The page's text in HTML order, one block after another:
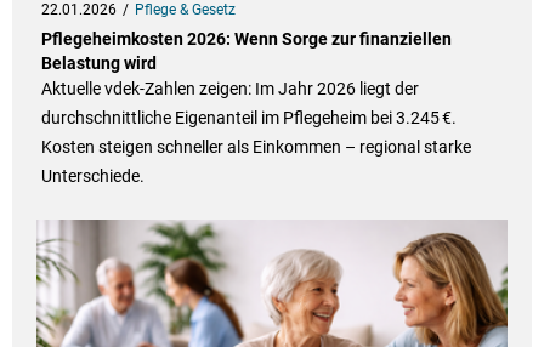
22.01.2026 Pflege & Gesetz
Pflegeheimkosten 2026: Wenn Sorge zur finanziellen
Belastung wird
Aktuelle vdek‑Zahlen zeigen: Im Jahr 2026 liegt der
durchschnittliche Eigenanteil im Pflegeheim bei 3.245 €.
Kosten steigen schneller als Einkommen – regional starke
Unterschiede.